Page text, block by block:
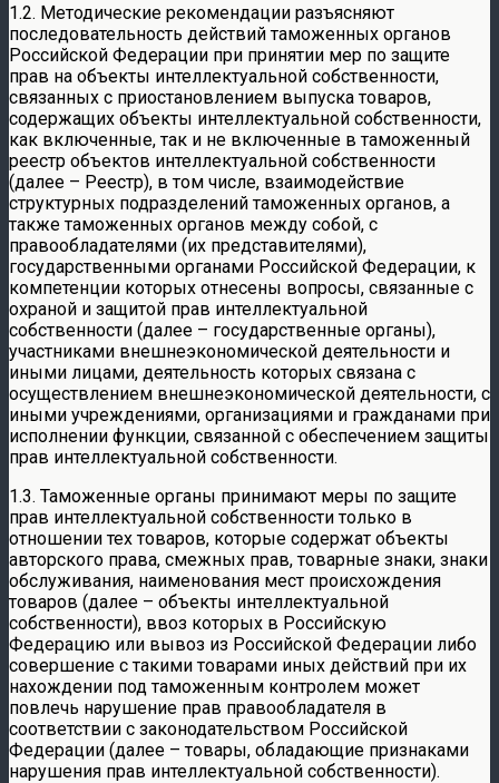
1.2. Методические рекомендации разъясняют
последовательность действий таможенных органов
Российской Федерации при принятии мер по защите
прав на объекты интеллектуальной собственности,
связанных с приостановлением выпуска товаров,
содержащих объекты интеллектуальной собственности,
как включенные, так и не включенные в таможенный
реестр объектов интеллектуальной собственности
(далее – Реестр), в том числе, взаимодействие
структурных подразделений таможенных органов, а
также таможенных органов между собой, с
правообладателями (их представителями),
государственными органами Российской Федерации, к
компетенции которых отнесены вопросы, связанные с
охраной и защитой прав интеллектуальной
собственности (далее – государственные органы),
участниками внешнеэкономической деятельности и
иными лицами, деятельность которых связана с
осуществлением внешнеэкономической деятельности, с
иными учреждениями, организациями и гражданами при
исполнении функции, связанной с обеспечением защиты
прав интеллектуальной собственности.
1.3. Таможенные органы принимают меры по защите
прав интеллектуальной собственности только в
отношении тех товаров, которые содержат объекты
авторского права, смежных прав, товарные знаки, знаки
обслуживания, наименования мест происхождения
товаров (далее – объекты интеллектуальной
собственности), ввоз которых в Российскую
Федерацию или вывоз из Российской Федерации либо
совершение с такими товарами иных действий при их
нахождении под таможенным контролем может
повлечь нарушение прав правообладателя в
соответствии с законодательством Российской
Федерации (далее – товары, обладающие признаками
нарушения прав интеллектуальной собственности).